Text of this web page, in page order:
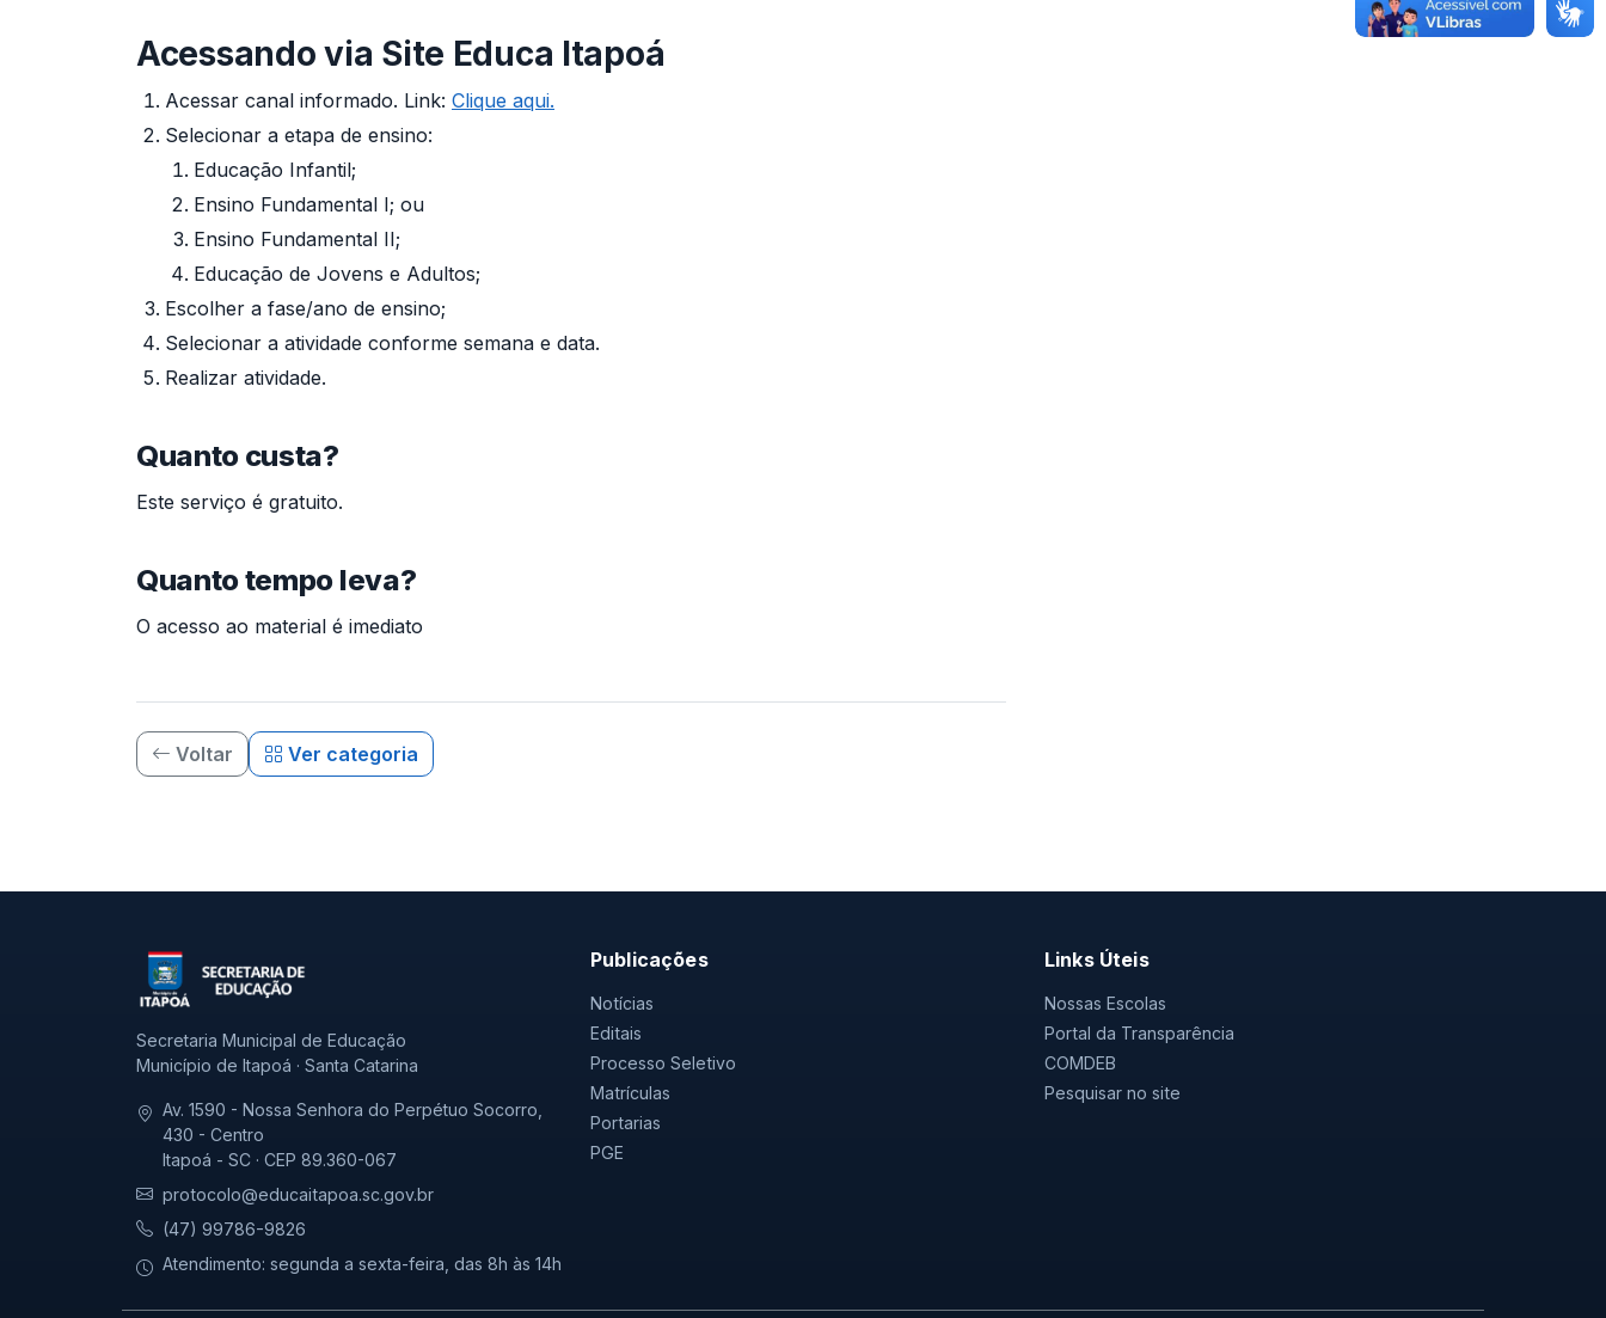
Acessando via Site Educa Itapoá
Acessar canal informado. Link: Clique aqui.
Selecionar a etapa de ensino:
Educação Infantil;
Ensino Fundamental I; ou
Ensino Fundamental II;
Educação de Jovens e Adultos;
Escolher a fase/ano de ensino;
Selecionar a atividade conforme semana e data.
Realizar atividade.
Quanto custa?
Este serviço é gratuito.
Quanto tempo leva?
O acesso ao material é imediato
Voltar Ver categoria
Secretaria Municipal de Educação
Município de Itapoá · Santa Catarina
Av. 1590 - Nossa Senhora do Perpétuo Socorro,
430 - Centro
Itapoá - SC · CEP 89.360-067
protocolo@educaitapoa.sc.gov.br
(47) 99786-9826
Atendimento: segunda a sexta-feira, das 8h às 14h
Publicações
Notícias
Editais
Processo Seletivo
Matrículas
Portarias
PGE
Links Úteis
Nossas Escolas
Portal da Transparência
COMDEB
Pesquisar no site